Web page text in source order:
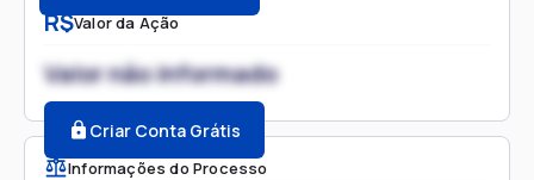
R$Valor da Ação
Valor não informado
Criar Conta Grátis
Informações do Processo